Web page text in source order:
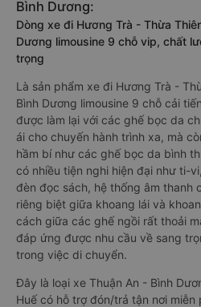
Bình Dương:
Dòng xe đi Hương Trà - Thừa
Dương limousine 9 chỗ vip, chất
trọng
Là sản phẩm xe đi Hương Trà -
Bình Dương limousine 9 chỗ cải
được làm lại với các ghế bọc da
ái cho chuyến hành trình xa, mà
hầm bí như các ghế bọc da bình
có nhiều tiện nghi hiện đại như ti-
đèn đọc sách, hệ thống âm thanh
riêng biệt giữa khoang lái và
cách giữa các ghế ngồi rất thoải
đáp ứng được nhu cầu về sang
trong việc di chuyển.
Đây là loại xe Thuận An - Bình
Huế có hỗ trợ đón/trả tận nơi miễn